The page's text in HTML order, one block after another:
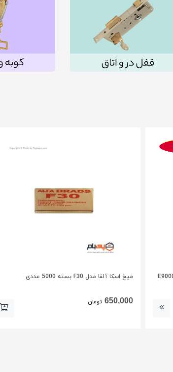
میخ اسکا آلفا مدل F30 بسته 5000 عددی
650,000 تومان